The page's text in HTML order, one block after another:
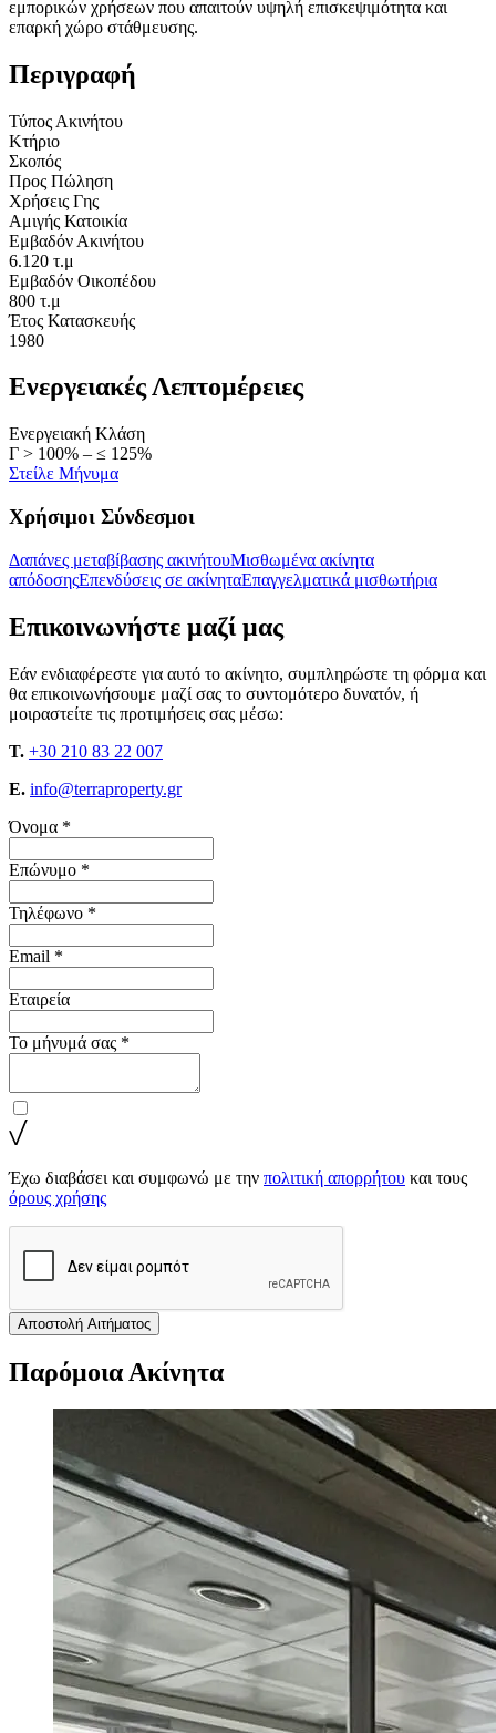
εμπορικών χρήσεων που απαιτούν υψηλή επισκεψιμότητα και
επαρκή χώρο στάθμευσης.
Περιγραφή
Τύπος Ακινήτου
Κτήριο
Σκοπός
Προς Πώληση
Χρήσεις Γης
Αμιγής Κατοικία
Εμβαδόν Ακινήτου
6.120 τ.μ
Εμβαδόν Οικοπέδου
800 τ.μ
Έτος Κατασκευής
1980
Ενεργειακές Λεπτομέρειες
Ενεργειακή Κλάση
Γ > 100% – ≤ 125%
Στείλε Μήνυμα
Χρήσιμοι Σύνδεσμοι
Δαπάνες μεταβίβασης ακινήτουΜισθωμένα ακίνητα
απόδοσηςΕπενδύσεις σε ακίνηταΕπαγγελματικά μισθωτήρια
Επικοινωνήστε μαζί μας
Εάν ενδιαφέρεστε για αυτό το ακίνητο, συμπληρώστε τη φόρμα και
θα επικοινωνήσουμε μαζί σας το συντομότερο δυνατόν, ή
μοιραστείτε τις προτιμήσεις σας μέσω:
T. +30 210 83 22 007
E. info@terraproperty.gr
Όνομα *
Επώνυμο *
Τηλέφωνο *
Email *
Εταιρεία
Το μήνυμά σας *
Έχω διαβάσει και συμφωνώ με την πολιτική απορρήτου και τους
όρους χρήσης
Αποστολή Αιτήματος
Παρόμοια Ακίνητα